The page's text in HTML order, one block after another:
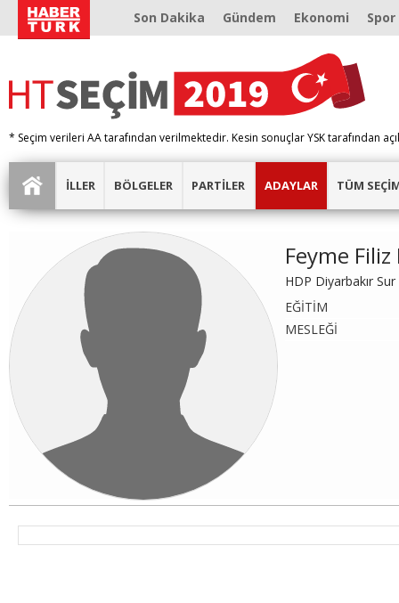
Son Dakika Gündem Ekonomi Spor
* Seçim verileri AA tarafından verilmektedir. Kesin sonuçlar YSK tarafından
İLLER BÖLGELER PARTİLER ADAYLAR TÜM
Feyme
HDP Diyarbakır
EĞİTİM
MESLEĞİ